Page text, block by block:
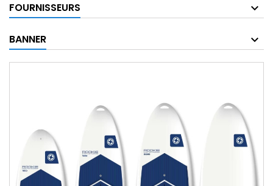
FOURNISSEURS
BANNER